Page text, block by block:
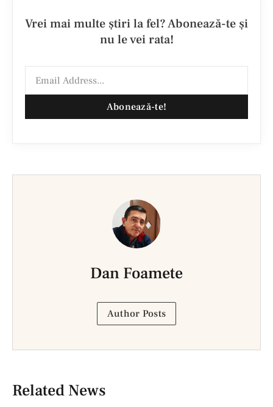
Vrei mai multe ştiri la fel? Abonează-te şi
nu le vei rata!
Abonează-te!
Dan Foamete
Author Posts
Related News